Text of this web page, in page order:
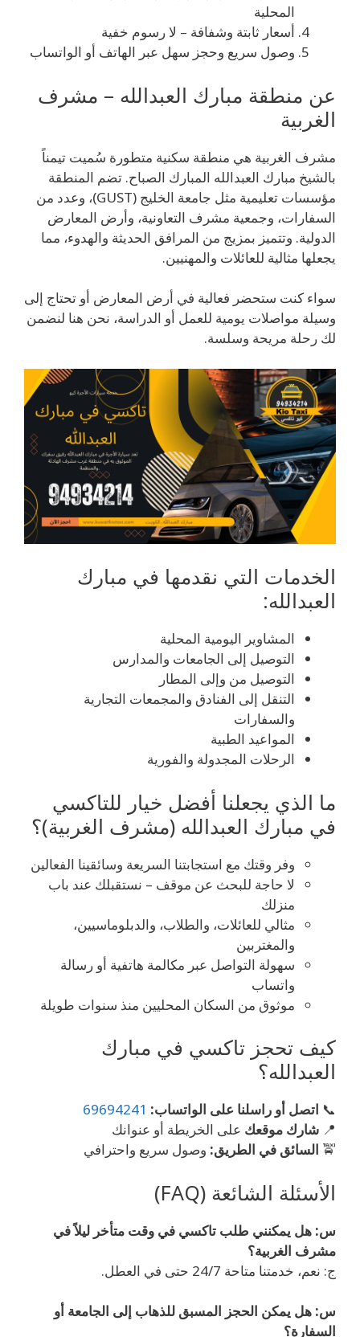
المحلية
أسعار ثابتة وشفافة – لا رسوم خفية
وصول سريع وحجز سهل عبر الهاتف أو الواتساب
عن منطقة مبارك العبدالله – مشرف
الغربية
مشرف الغربية هي منطقة سكنية متطورة سُميت تيمناً
بالشيخ مبارك العبدالله المبارك الصباح. تضم المنطقة
مؤسسات تعليمية مثل جامعة الخليج (GUST)، وعدد من
السفارات، وجمعية مشرف التعاونية، وأرض المعارض
الدولية. وتتميز بمزيج من المرافق الحديثة والهدوء، مما
يجعلها مثالية للعائلات والمهنيين.
سواء كنت ستحضر فعالية في أرض المعارض أو تحتاج إلى
وسيلة مواصلات يومية للعمل أو الدراسة، نحن هنا لنضمن
لك رحلة مريحة وسلسة.
الخدمات التي نقدمها في مبارك
العبدالله:
المشاوير اليومية المحلية
التوصيل إلى الجامعات والمدارس
التوصيل من وإلى المطار
التنقل إلى الفنادق والمجمعات التجارية
والسفارات
المواعيد الطبية
الرحلات المجدولة والفورية
ما الذي يجعلنا أفضل خيار للتاكسي
في مبارك العبدالله (مشرف الغربية)؟
وفر وقتك مع استجابتنا السريعة وسائقينا الفعالين
لا حاجة للبحث عن موقف – نستقبلك عند باب
منزلك
مثالي للعائلات، والطلاب، والدبلوماسيين،
والمغتربين
سهولة التواصل عبر مكالمة هاتفية أو رسالة
واتساب
موثوق من السكان المحليين منذ سنوات طويلة
كيف تحجز تاكسي في مبارك
العبدالله؟
📞 اتصل أو راسلنا على الواتساب: 69694241
📍 شارك موقعك على الخريطة أو عنوانك
🚖 السائق في الطريق: وصول سريع واحترافي
الأسئلة الشائعة (FAQ)
س: هل يمكنني طلب تاكسي في وقت متأخر ليلاً في
مشرف الغربية؟
ج: نعم، خدمتنا متاحة 24/7 حتى في العطل.
س: هل يمكن الحجز المسبق للذهاب إلى الجامعة أو
السفارة؟